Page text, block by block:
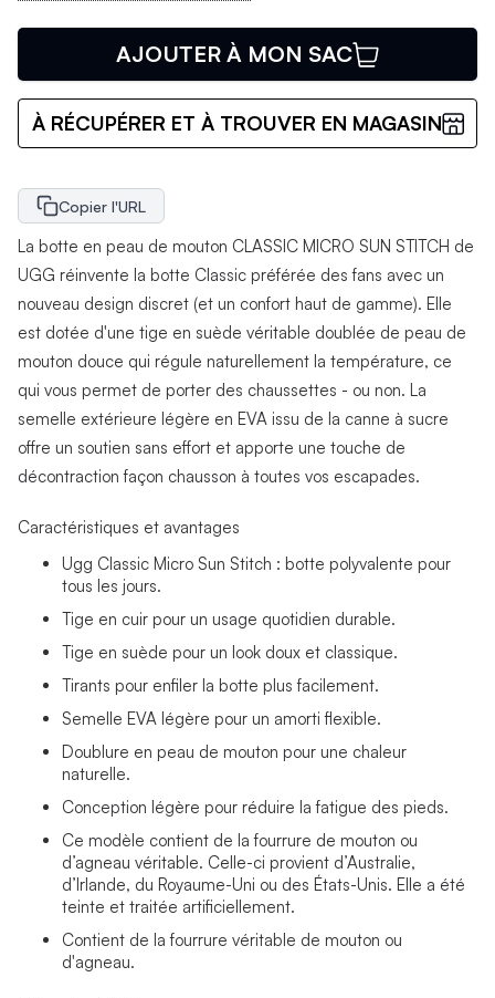
AJOUTER À MON SAC
À RÉCUPÉRER ET À TROUVER EN MAGASIN
Copier l'URL
La botte en peau de mouton CLASSIC MICRO SUN STITCH de
UGG réinvente la botte Classic préférée des fans avec un
nouveau design discret (et un confort haut de gamme). Elle
est dotée d'une tige en suède véritable doublée de peau de
mouton douce qui régule naturellement la température, ce
qui vous permet de porter des chaussettes - ou non. La
semelle extérieure légère en EVA issu de la canne à sucre
offre un soutien sans effort et apporte une touche de
décontraction façon chausson à toutes vos escapades.
Caractéristiques et avantages
Ugg Classic Micro Sun Stitch : botte polyvalente pour
tous les jours.
Tige en cuir pour un usage quotidien durable.
Tige en suède pour un look doux et classique.
Tirants pour enfiler la botte plus facilement.
Semelle EVA légère pour un amorti flexible.
Doublure en peau de mouton pour une chaleur
naturelle.
Conception légère pour réduire la fatigue des pieds.
Ce modèle contient de la fourrure de mouton ou
d’agneau véritable. Celle-ci provient d’Australie,
d’Irlande, du Royaume-Uni ou des États-Unis. Elle a été
teinte et traitée artificiellement.
Contient de la fourrure véritable de mouton ou
d'agneau.